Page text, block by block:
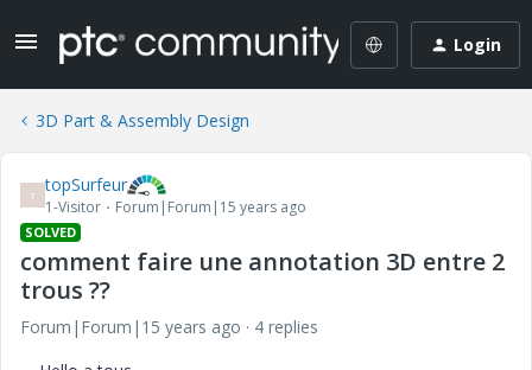
Login
3D Part & Assembly Design
T topSurfeur
1-Visitor Forum|Forum|15 years ago
SOLVED
comment faire une annotation 3D entre 2
trous ??
Forum|Forum|15 years ago
4 replies